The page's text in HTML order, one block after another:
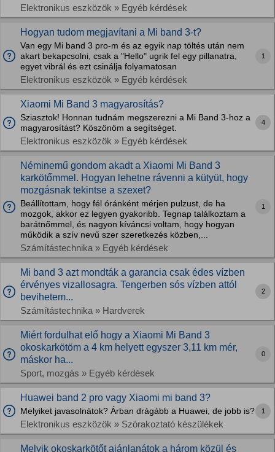
Elektronikus eszközök » Egyéb kérdések
Hogyan tudom megjavítani a Mi band 3-t?
Van egy Mi band 3 pro-m és az egyik nap töltés után nem
akart bekapcsolni, csak a "Hello" ugrik fel egy pillanatra,
egyet vibrál és ezt csinálja folyamatosan
Elektronikus eszközök » Egyéb kérdések
1
Xiaomi Mi Band 3 magyarosítás?
Sziasztok! Honnan tudnám megszerezni a Mi Band 3-hoz a
magyarosítást? Köszönöm a segítséget.
Elektronikus eszközök » Egyéb kérdések
4
Néminemű gondom akadt a Xiaomi Mi Band 3
karkötőmmel. Hogyan lehetne rávenni a kütyüt, hogy
mozgásnak tekintse a szexet?
Beállítottam, hogy fél óránként mérjen pulzust, de ha
mozgok, akkor ez legyen gyakoribb. Tegnap találkoztam a
barátnőmmel, és nagyon kíváncsi voltam, hogy hogyan
működik a szív nevű szer szeretkezés közben,...
Számítástechnika » Egyéb kérdések
1
Mi band 3 azt mondták a garancia csak édes vízben
érvényes vizallosagra. Tengerben sós vízben attól
bevihetem...
Számítástechnika » Hardverek
2
Miért fordulhat elő hogy a Xiaomi Mi Band 3
okoskarkötöm a 4 km helyett egyszer 3,11 km mér,
máskor ha...
Sport, mozgás » Egyéb kérdések
0
Huawei band 2 pro vagy Xiaomi mi band 3?
Melyiket javasolnátok? Árban drágább a Huawei, de jobb is?
Elektronikus eszközök » Szórakoztató készülékek
1
Melyik okoskarkötőt ajánlanátok a három közül és